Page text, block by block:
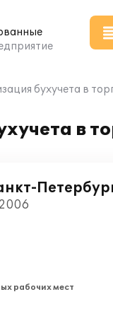
бухучета в
в
рабочих мест